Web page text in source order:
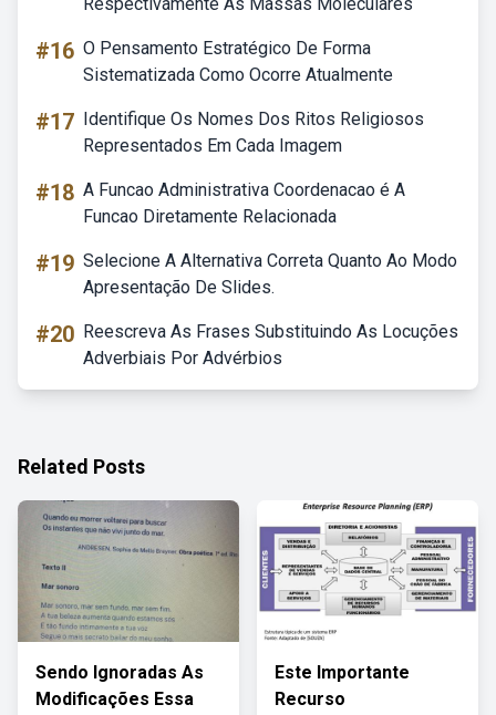
#16 O Pensamento Estratégico De Forma
Sistematizada Como Ocorre Atualmente
#17 Identifique Os Nomes Dos Ritos Religiosos
Representados Em Cada Imagem
#18 A Funcao Administrativa Coordenacao é A
Funcao Diretamente Relacionada
#19 Selecione A Alternativa Correta Quanto Ao Modo
Apresentação De Slides.
#20 Reescreva As Frases Substituindo As Locuções
Adverbiais Por Advérbios
Related Posts
Sendo Ignoradas As
Modificações Essa
Este Importante
Recurso